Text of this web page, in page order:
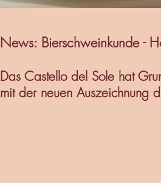
News: Bierschweinkunde -
Das Castello del Sole hat
mit der neuen Auszeichnung